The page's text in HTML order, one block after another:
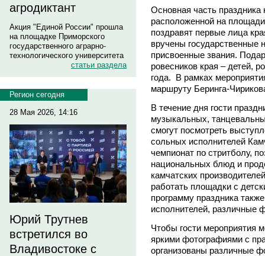
агродиктант
Акция "Единой России" прошла
на площадке Приморского
государственного аграрно-
технологического университета
статьи раздела
Регион сегодня
28 Мая 2026, 14:16
Юрий Трутнев
встретился во
Владивостоке с
Основная часть праздника
расположенной на
поздравят первые лица
вручены государственные
присвоенные звания.
ровесников края – детей,
года. В рамках
маршруту Беринга-
В течение дня гости
музыкальных,
смогут посмотреть
сольных исполнителей
чемпионат по стритболу,
национальных блюд и
камчатских
работать площадки с
программу праздника
исполнителей, различные
Чтобы гости мероприятия
яркими фотографиями с
организованы различные